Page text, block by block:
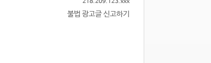
218.209.123.xxx
불법 광고글 신고하기